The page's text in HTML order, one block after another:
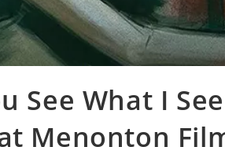
See What I
Menonton